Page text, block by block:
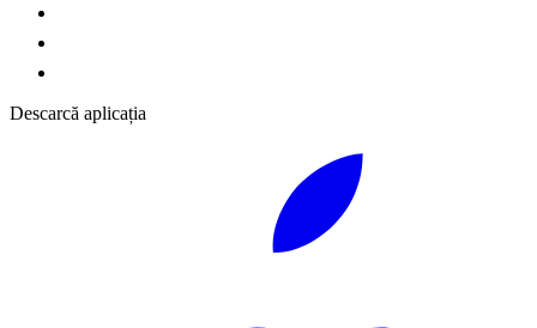
Descarcă aplicația